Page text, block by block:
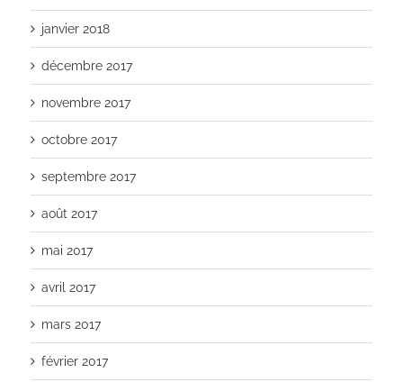
janvier 2018
décembre 2017
novembre 2017
octobre 2017
septembre 2017
août 2017
mai 2017
avril 2017
mars 2017
février 2017